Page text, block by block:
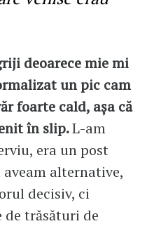
deoarece mie mi
un pic cam
foarte cald, așa că
în slip.L-am
era un post
alternative,
decisiv, ci
de trăsături de